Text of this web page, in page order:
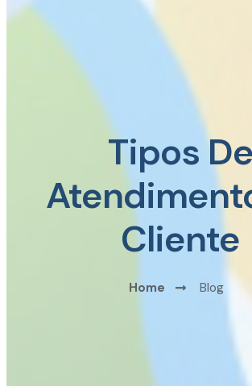
Tipos De
Cliente
Home Blog